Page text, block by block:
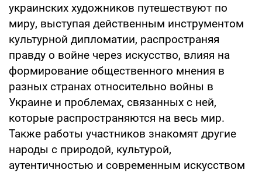
украинских художников путешествуют по
миру, выступая действенным инструментом
культурной дипломатии, распространяя
правду о войне через искусство, влияя на
формирование общественного мнения в
разных странах относительно войны в
Украине и проблемах, связанных с ней,
которые распространяются на весь мир.
Также работы участников знакомят другие
народы с природой, культурой,
аутентичностью и современным искусством